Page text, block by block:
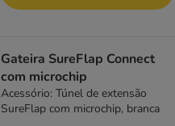
Gateira SureFlap Connect
com microchip
Acessório: Túnel de extensão
SureFlap com microchip, branca